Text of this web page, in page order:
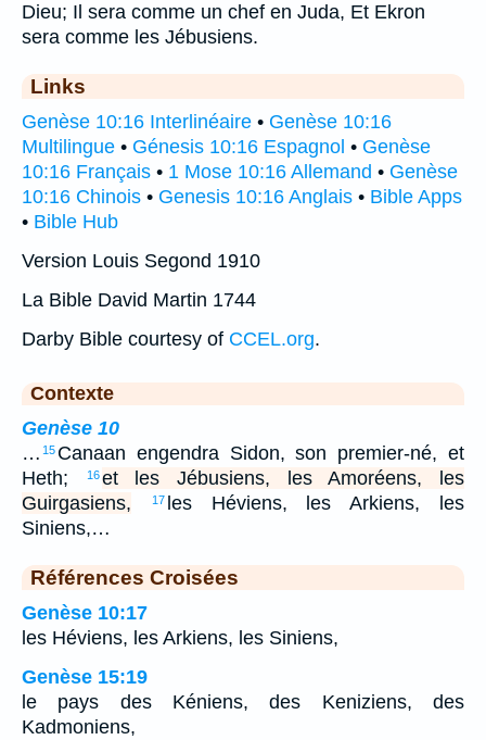
Dieu; Il sera comme un chef en Juda, Et Ekron
sera comme les Jébusiens.
Links
Genèse 10:16 Interlinéaire • Genèse 10:16
Multilingue • Génesis 10:16 Espagnol • Genèse
10:16 Français • 1 Mose 10:16 Allemand • Genèse
10:16 Chinois • Genesis 10:16 Anglais • Bible Apps
• Bible Hub
Version Louis Segond 1910
La Bible David Martin 1744
Darby Bible courtesy of CCEL.org.
Contexte
Genèse 10
… 15 Canaan engendra Sidon, son premier-né, et
Heth;
16et les Jébusiens, les Amoréens, les
Guirgasiens,
17 les Héviens, les Arkiens, les
Siniens,…
Références Croisées
Genèse 10:17
les Héviens, les Arkiens, les Siniens,
Genèse 15:19
le pays des Kéniens, des Keniziens, des
Kadmoniens,